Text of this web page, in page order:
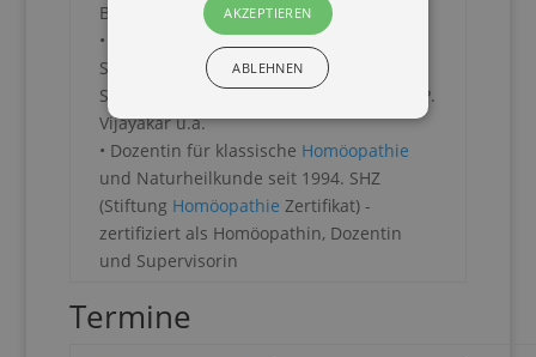
Becker, G. Lang, R. Sankaran, A. Geukens
• Weiterbildungen bei W. Gawlik, Dres
Sehgal, Dres Pareek, M.S. Jus, R.
Sonnenschmidt, K.-J. Müller, D. Spinedi, P.
Vijayakar u.a.
• Dozentin für klassische Homöopathie
und Naturheilkunde seit 1994. SHZ
(Stiftung Homöopathie Zertifikat) -
zertifiziert als Homöopathin, Dozentin
und Supervisorin
Termine
AKZEPTIEREN
ABLEHNEN